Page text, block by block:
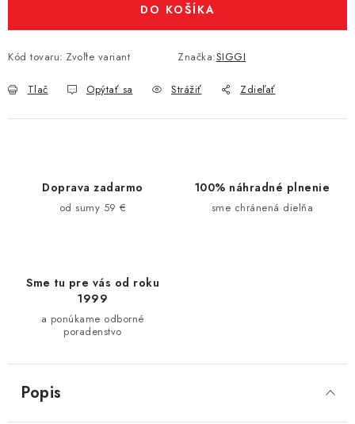
DO KOŠÍKA
Kód tovaru: Zvoľte variant Značka:SIGGI
Tlač Opýtať sa Strážiť Zdieľať
Doprava zadarmo
od sumy 59 €
100% náhradné plnenie
sme chránená dielňa
Sme tu pre vás od roku
1999
a ponúkame odborné
poradenstvo
Popis